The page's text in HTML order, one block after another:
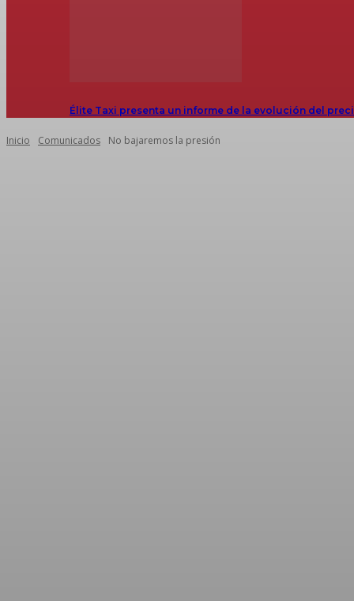
Élite Taxi presenta un informe de la evolución del
Inicio Comunicados No bajaremos la presión